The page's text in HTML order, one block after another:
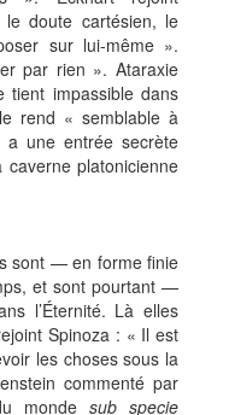
le doute cartésien, le
sur lui-même ».
par rien ». Ataraxie
tient impassible dans
rend « semblable à
a une entrée secrète
platonicienne
— en forme finie
et sont pourtant —
l’Éternité. Là elles
Spinoza : « Il est
les choses sous la
commenté par
monde sub specie